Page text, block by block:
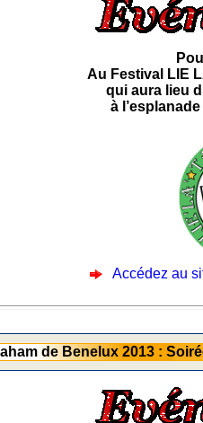
Au Festival LIE
qui aura lieu
à
Accédez au
de Benelux 2013 :